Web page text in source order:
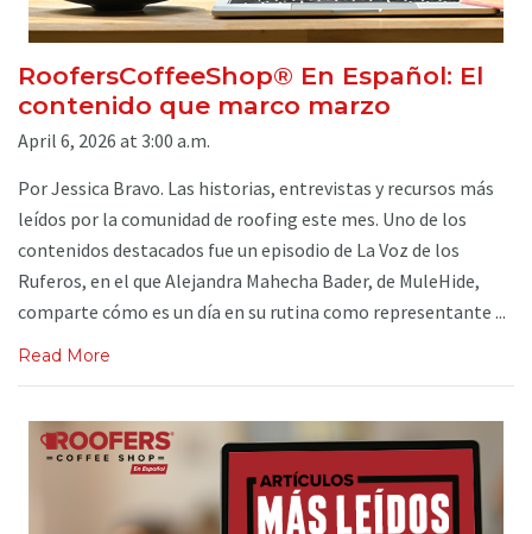
RoofersCoffeeShop® En Español: El
contenido que marco marzo
April 6, 2026 at 3:00 a.m.
Por Jessica Bravo. Las historias, entrevistas y recursos más
leídos por la comunidad de roofing este mes. Uno de los
contenidos destacados fue un episodio de La Voz de los
Ruferos, en el que Alejandra Mahecha Bader, de MuleHide,
comparte cómo es un día en su rutina como representante ...
Read More